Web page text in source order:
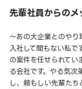
先輩社員からのメ
～あの大企業とのやり
入社して間もない私で
の案件を任せられてい
る会社です。やる気次
し、頼もしい先輩たち